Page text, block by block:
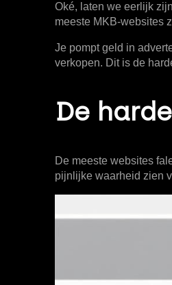
Oké, laten we eerlijk
meeste MKB-websites
Je pompt geld in
verkopen. Dit is de
De
De meeste websites
pijnlijke waarheid zien